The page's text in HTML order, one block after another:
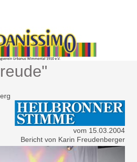
vom 15.03.2004
Bericht von Karin Freudenberger